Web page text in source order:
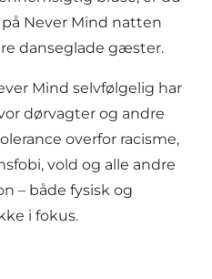
Never Mind natten
danseglade gæster.
Mind selvfølgelig har
dørvagter og andre
overfor racisme,
vold og alle andre
– både fysisk og
i fokus.